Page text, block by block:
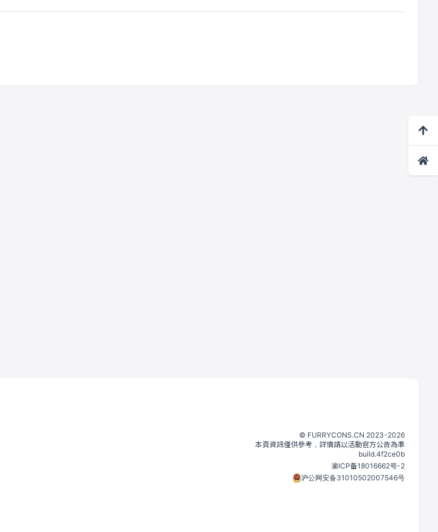
©️ FURRYCONS.CN 2023-2026
本頁資訊僅供參考，詳情請以活動官方公告為準
build.4f2ce0b
渝ICP备18016662号-2
沪公网安备31010502007546号